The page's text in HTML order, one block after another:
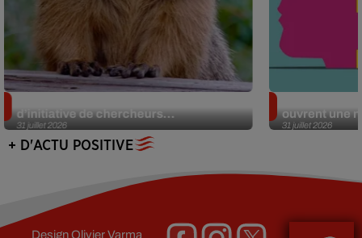
31 juillet 2026
d’initiative de chercheurs...
31 juillet 2026
ouvrent une
+ D'ACTU POSITIVE
DesignOlivier Varma